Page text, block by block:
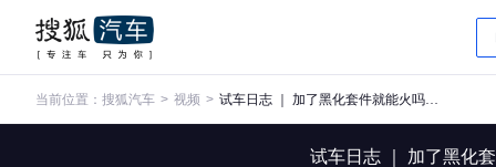
当前位置： 搜狐汽车 > 视频 > 试车日志 ｜ 加了黑化套件就能火吗 史哥静态体验现代途胜L N Line
试车日志 ｜ 加了黑化